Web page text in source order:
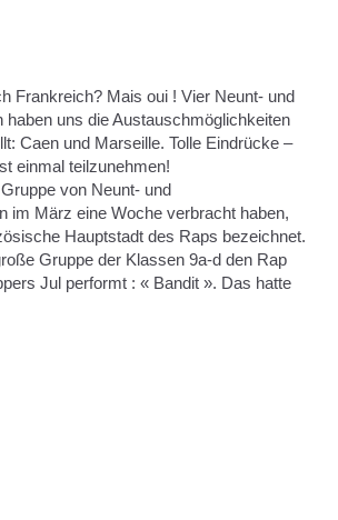
Frankreich? Mais oui ! Vier Neunt- und
haben uns die Austauschmöglichkeiten
Caen und Marseille. Tolle Eindrücke –
einmal teilzunehmen!
von Neunt- und
im März eine Woche verbracht haben,
Hauptstadt des Raps bezeichnet.
Gruppe der Klassen 9a-d den Rap
Jul performt : « Bandit ». Das hatte